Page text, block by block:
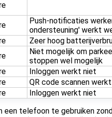
Push-notificaties
ondersteuning' werkt
Zeer hoog
Niet mogelijk om
stoppen wel mogelijk
Inloggen werkt niet
QR code scannen
Inloggen werkt niet
een telefoon te gebruiken